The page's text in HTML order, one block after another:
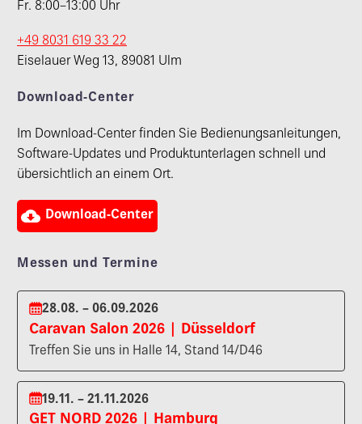
Fr. 8:00–13:00 Uhr
+49 8031 619 33 22
Eiselauer Weg 13, 89081 Ulm
Download-Center
Im Download-Center finden Sie Bedienungsanleitungen,
Software-Updates und Produktunterlagen schnell und
übersichtlich an einem Ort.
 Download-Center
Messen und Termine
28.08. – 06.09.2026
Caravan Salon 2026 | Düsseldorf
Treffen Sie uns in Halle 14, Stand 14/D46
19.11. – 21.11.2026
GET NORD 2026 | Hamburg